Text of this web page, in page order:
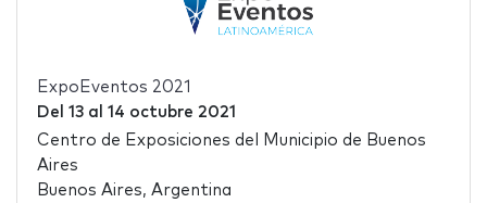
ExpoEventos 2021
Del 13al 14 octubre 2021
Centro de Exposiciones del Municipio de Buenos
Aires
Buenos Aires, Argentina